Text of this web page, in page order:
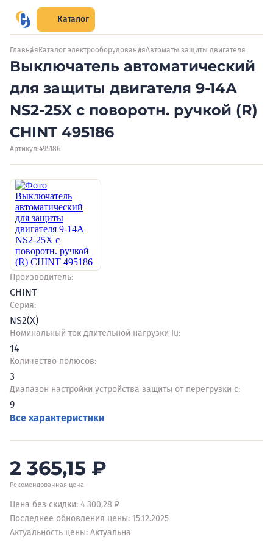
Каталог
Главная Каталог электрооборудованияАвтоматы защиты двигателя
Выключатель автоматический
для защиты двигателя 9-14А
NS2-25X с поворотн. ручкой (R)
CHINT 495186
Артикул:495186
Производитель:
CHINT
Серия:
NS2(X)
Номинальный ток длительной нагрузки Iu:
14
Количество полюсов:
3
Диапазон настройки устройства защиты от перегрузки с:
9
Все характеристики
2 365,15 ₽
Рекомендованная цена
Цена без скидки: 4 300,28 ₽
Последнее обновления цены: 15.12.2025
Актуальность цены: Актуальна